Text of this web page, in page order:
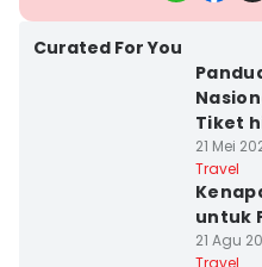
Curated For You
Tiket
21 Mei
Travel
untuk
21 Agu
Travel